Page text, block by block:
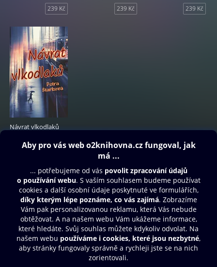
239 Kč 239 Kč 239 Kč
Návrat vlkodlaků
239 Kč
Obsah ke stažení
Moje O2 Knihovna
Další zábava
© O2 Czech Republic a.s.